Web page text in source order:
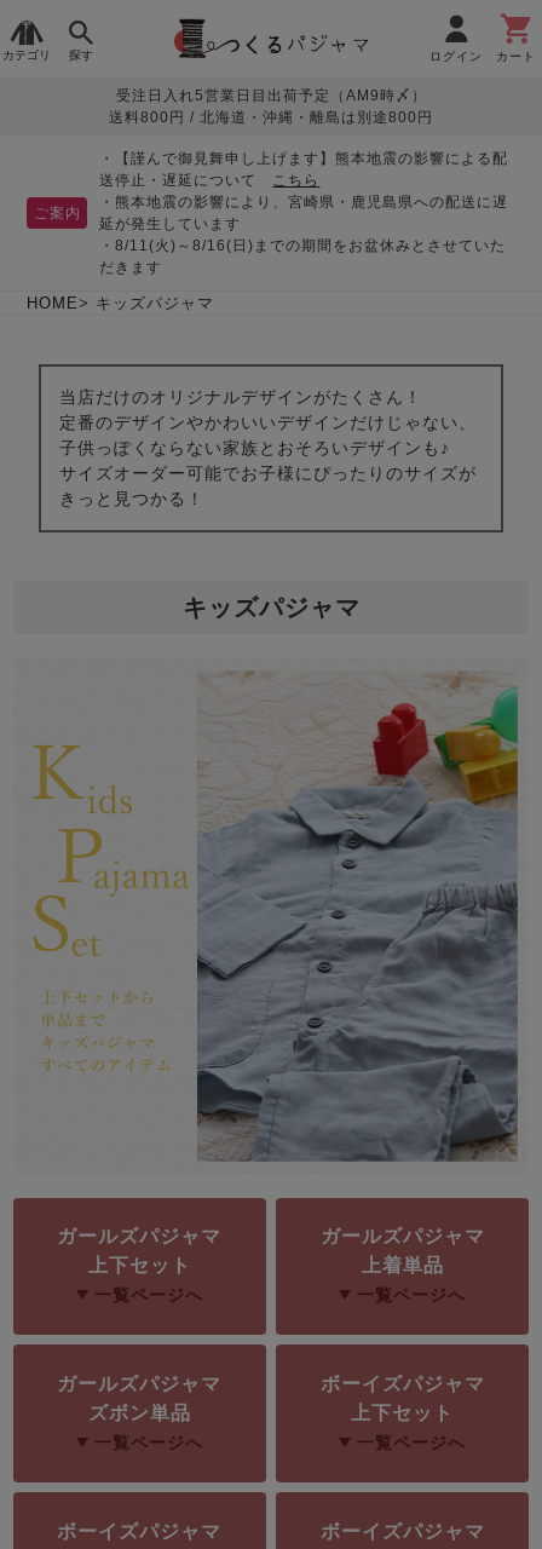
カテゴリ 探す ログイン カート
レディースパジャマ
春
春 夏 秋 冬
ガールズパジャマ
春 秋
ボーイズパジャマ
生地で
さがす
オーガニック素材 ガーゼ サテン織り
起毛/フランネル
売れ筋ランキング
- Item Ranking -
新着商品
- New Arrival -
すべての生地一覧はこちら
目的別で
さがす
敏感肌用
パジャマ
入院・介護
胸が目立たない
マタニティ
パジャマ
ペアで
そろえたい
眠れる作務衣特集
年齢別におすすめパジ
インナーウェア 生活雑貨 カタログギフト
売れ筋ランキング
- Item Ranking -
新着商品
- New Arrival -
目的別でさがす一覧はこちら
デザインで
さがす
パジャマ
前開き かぶり ワンピース
作務衣 胸がすけない
ズボン単品
すべてのメン
ズ
パジャマ
半袖 七分袖
前開き スリーパー
作務衣
羽織・バスロ
ズボン単品
夏パジャマ特集 つくるパジャマとは
お支払い・送料・配送
について
返品・交換について よくあるご質問
お買い物ガイド
SDGsの取り組み
受注日入れ5営業日目出荷予定（AM9時〆）
送料800円 / 北海道・沖縄・離島は別途800円
ご案内
・【謹んで御見舞申し上げます】熊本地震の影響による配
送停止・遅延について こちら
・熊本地震の影響により、宮崎県・鹿児島県への配送に遅
延が発生しています
・8/11(火)～8/16(日)までの期間をお盆休みとさせていた
だきます
HOME キッズパジャマ
当店だけのオリジナルデザインがたくさん！
定番のデザインやかわいいデザインだけじゃない、
子供っぽくならない家族とおそろいデザインも♪
サイズオーダー可能でお子様にぴったりのサイズが
きっと見つかる！
キッズパジャマ
ガールズパジャマ
上下セット
一覧ページへ
ガールズパジャマ
上着単品
一覧ページへ
ガールズパジャマ
ズボン単品
一覧ページへ
ボーイズパジャマ
上下セット
一覧ページへ
ボーイズパジャマ
ボーイズパジャマ